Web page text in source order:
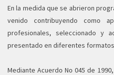
En la medida que se abrieron
venido contribuyendo como
profesionales, seleccionado y
presentado en diferentes
Mediante Acuerdo No 045 de